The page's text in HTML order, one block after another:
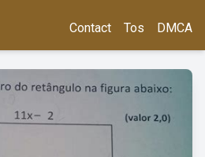
Contact Tos DMCA